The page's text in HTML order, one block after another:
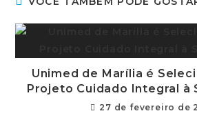
Unimed de Marília é
Projeto Cuidado Integral à
27 de fevereiro de